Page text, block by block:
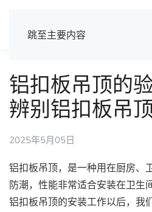
跳至主要内容
铝扣板吊顶的
辨别铝扣板吊
2025年5月05日
铝扣板吊顶，是一种用在厨房、
防潮，性能非常适合安装在卫生
铝扣板吊顶的安装工作以后，我